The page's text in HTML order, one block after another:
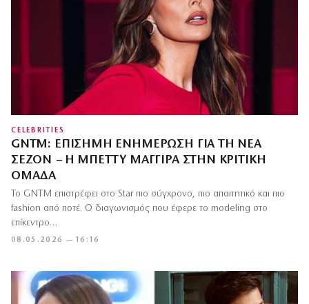
CELEBRITIES
GNTM: ΕΠΊΣΗΜΗ ΕΝΗΜΈΡΩΣΗ ΓΙΑ ΤΗ ΝΈΑ
ΣΕΖΌΝ – Η ΜΠΈΤΤΥ ΜΑΓΓΊΡΑ ΣΤΗΝ ΚΡΙΤΙΚΉ
ΟΜΆΔΑ
08.05.2026 — 16:16
Το GNTM επιστρέφει στο Star πιο σύγχρονο, πιο απαιτητικό και πιο
fashion από ποτέ. Ο διαγωνισμός που έφερε το modeling στο
επίκεντρο…